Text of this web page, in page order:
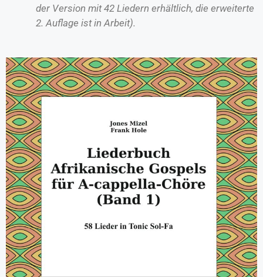
der Version mit 42 Liedern erhältlich, die erweiterte
2. Auflage ist in Arbeit).